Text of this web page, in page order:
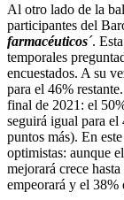
Al otro lado de la
participantes del
farmacéuticos´.
temporales
encuestados. A su
para el 46%
final de 2021: el
seguirá igual para el
puntos más). En
optimistas: aunque
mejorará crece
empeorará y el 38%